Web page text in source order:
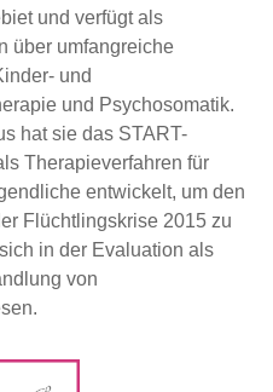
und verfügt als
über umfangreiche
und
und Psychosomatik.
hat sie das START-
Therapieverfahren für
entwickelt, um den
Flüchtlingskrise 2015 zu
in der Evaluation als
von